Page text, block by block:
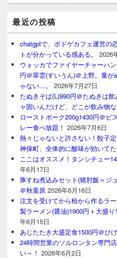
最近の投稿
chatgptで、ボドゲカフェ運営の
トが分かっている感ある。
2026
ウォッカでファイヤーチャーハ
円＠翠雲(すいうん)＠上野。量
ゃない…。
2026年7月27日
たぬきそば(L)990円＠たぬきは
ャ固いんだけど、どこが飲み物
ローストポーク200g1430円＠ビ
レー食べ放題！ 2026年7月6日
熱々じゃないと許さない！餃子
神保町、全体的に酸味が効いてた
ここはオススメ！タンシチュー
年6月17日
豚すね煮込みセット(猪肘飯＝ジ
＠秋葉原 2026年6月16日
注文を受けてから粉から作るラ
製ラーメン(醤油)1900円＋大盛
年6月15日
あじたたき大盛定食1500円＠ひ
24時間営業のソルロンタン専門
い～！ 2026年6月2日